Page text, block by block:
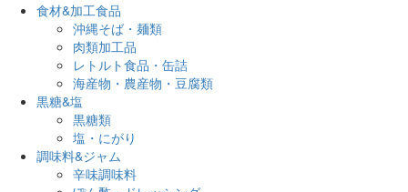
食材&加工食品
沖縄そば・麺類
肉類加工品
レトルト食品・缶詰
海産物・農産物・豆腐類
黒糖&塩
黒糖類
塩・にがり
調味料&ジャム
辛味調味料